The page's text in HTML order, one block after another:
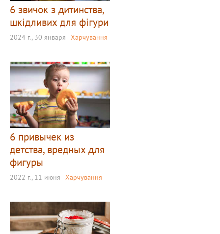
6 звичок з дитинства,
шкідливих для фігури
2024 г., 30 января Харчування
6 привычек из
детства, вредных для
фигуры
2022 г., 11 июня Харчування